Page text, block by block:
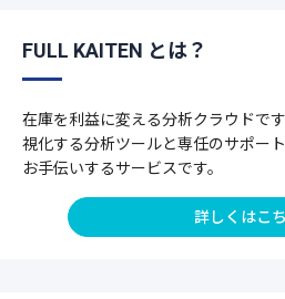
FULL KAITEN とは？
在庫を利益に変える分析クラウドで
視化する分析ツールと専任のサポー
お手伝いするサービスです。
詳しくはこ